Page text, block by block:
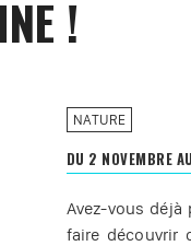
!
NATURE
DU 2 NOVEMBRE
Avez-vous
faire découvrir